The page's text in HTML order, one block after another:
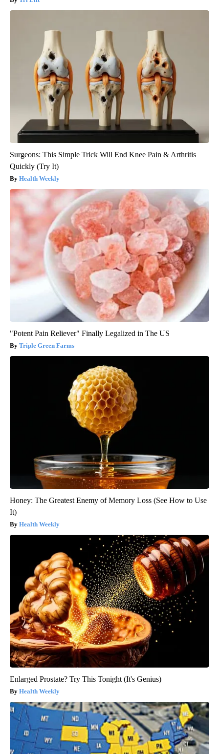
Surgeons: This Simple Trick Will End Knee Pain & Arthritis
Quickly (Try It)
Health Weekly
"Potent Pain Reliever" Finally Legalized in The US
Triple Green Farms
Honey: The Greatest Enemy of Memory Loss (See How to Use
It)
Health Weekly
Enlarged Prostate? Try This Tonight (It's Genius)
Health Weekly